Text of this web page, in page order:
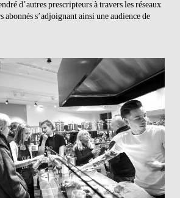
d’autres prescripteurs à travers les réseaux
abonnés s’adjoignant ainsi une audience de